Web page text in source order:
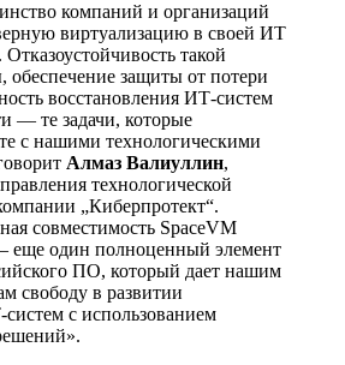
компаний и организаций
виртуализацию в своей ИТ
такой
обеспечение защиты от потери
восстановления ИТ-систем
— те задачи, которые
с нашими технологическими
Алмаз Валиуллин,
технологической
„Киберпротект“.
совместимость SpaceVM
еще один полноценный элемент
ПО, который дает нашим
свободу в развитии
с использованием